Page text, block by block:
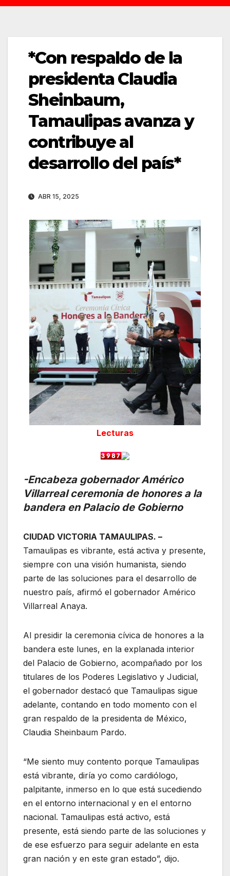
*Con respaldo de la
presidenta Claudia
Sheinbaum,
Tamaulipas avanza y
contribuye al
desarrollo del país*
ABR 15, 2025
Lecturas
-Encabeza gobernador Américo
Villarreal ceremonia de honores a la
bandera en Palacio de Gobierno
CIUDAD VICTORIA TAMAULIPAS. –
Tamaulipas es vibrante, está activa y presente,
siempre con una visión humanista, siendo
parte de las soluciones para el desarrollo de
nuestro país, afirmó el gobernador Américo
Villarreal Anaya.
Al presidir la ceremonia cívica de honores a la
bandera este lunes, en la explanada interior
del Palacio de Gobierno, acompañado por los
titulares de los Poderes Legislativo y Judicial,
el gobernador destacó que Tamaulipas sigue
adelante, contando en todo momento con el
gran respaldo de la presidenta de México,
Claudia Sheinbaum Pardo.
“Me siento muy contento porque Tamaulipas
está vibrante, diría yo como cardiólogo,
palpitante, inmerso en lo que está sucediendo
en el entorno internacional y en el entorno
nacional. Tamaulipas está activo, está
presente, está siendo parte de las soluciones y
de ese esfuerzo para seguir adelante en esta
gran nación y en este gran estado”, dijo.